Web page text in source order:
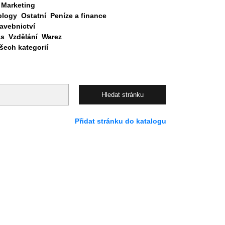
Marketing
Ostatní Peníze a finance
Vzdělání Warez
kategorií
Přidat stránku do katalogu